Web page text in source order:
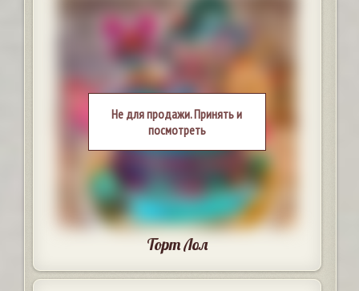
Не для продажи. Принять и
посмотреть
Торт Лол